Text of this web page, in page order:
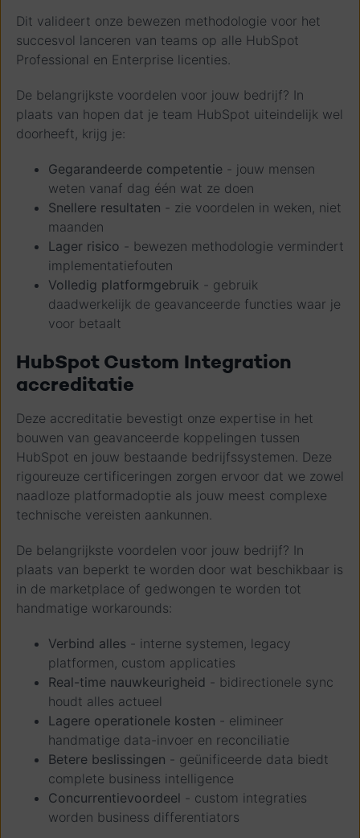
Dit valideert onze bewezen methodologie voor het
succesvol lanceren van teams op alle HubSpot
Professional en Enterprise licenties.
De belangrijkste voordelen voor jouw bedrijf? In
plaats van hopen dat je team HubSpot uiteindelijk wel
doorheeft, krijg je:
Gegarandeerde competentie - jouw mensen
weten vanaf dag één wat ze doen
Snellere resultaten - zie voordelen in weken, niet
maanden
Lager risico - bewezen methodologie vermindert
implementatiefouten
Volledig platformgebruik - gebruik
daadwerkelijk de geavanceerde functies waar je
voor betaalt
HubSpot Custom Integration
accreditatie
Deze accreditatie bevestigt onze expertise in het
bouwen van geavanceerde koppelingen tussen
HubSpot en jouw bestaande bedrijfssystemen. Deze
rigoureuze certificeringen zorgen ervoor dat we zowel
naadloze platformadoptie als jouw meest complexe
technische vereisten aankunnen.
De belangrijkste voordelen voor jouw bedrijf? In
plaats van beperkt te worden door wat beschikbaar is
in de marketplace of gedwongen te worden tot
handmatige workarounds:
Verbind alles - interne systemen, legacy
platformen, custom applicaties
Real-time nauwkeurigheid - bidirectionele sync
houdt alles actueel
Lagere operationele kosten - elimineer
handmatige data-invoer en reconciliatie
Betere beslissingen - geünificeerde data biedt
complete business intelligence
Concurrentievoordeel - custom integraties
worden business differentiators